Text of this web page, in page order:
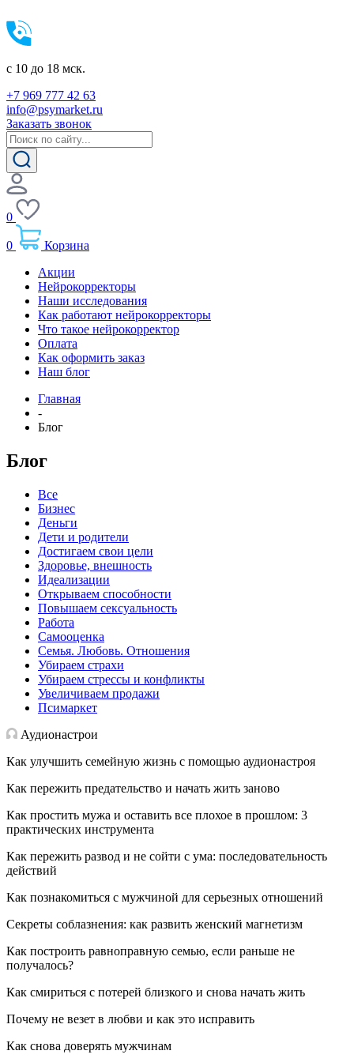
c 10 до 18 мск.
+7 969 777 42 63
info@psymarket.ru
Заказать звонок
0
0
Корзина
Акции
Нейрокорректоры
Наши исследования
Как работают нейрокорректоры
Что такое нейрокорректор
Оплата
Как оформить заказ
Наш блог
Главная
-
Блог
Блог
Все
Бизнес
Деньги
Дети и родители
Достигаем свои цели
Здоровье, внешность
Идеализации
Открываем способности
Повышаем сексуальность
Работа
Самооценка
Семья. Любовь. Отношения
Убираем страхи
Убираем стрессы и конфликты
Увеличиваем продажи
Псимаркет
Аудионастрои
Как улучшить семейную жизнь с помощью аудионастроя
Как пережить предательство и начать жить заново
Как простить мужа и оставить все плохое в прошлом: 3
практических инструмента
Как пережить развод и не сойти с ума: последовательность
действий
Как познакомиться с мужчиной для серьезных отношений
Секреты соблазнения: как развить женский магнетизм
Как построить равноправную семью, если раньше не
получалось?
Как смириться с потерей близкого и снова начать жить
Почему не везет в любви и как это исправить
Как снова доверять мужчинам